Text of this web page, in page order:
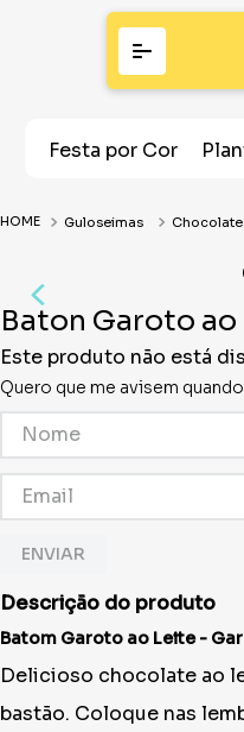
Festa por Cor
Guloseimas
Baton Garoto
Este produto não está
Quero que me avisem
ENVIAR
Descrição do produto
Batom Garoto ao Leite -
Delicioso chocolate ao
bastão. Coloque nas